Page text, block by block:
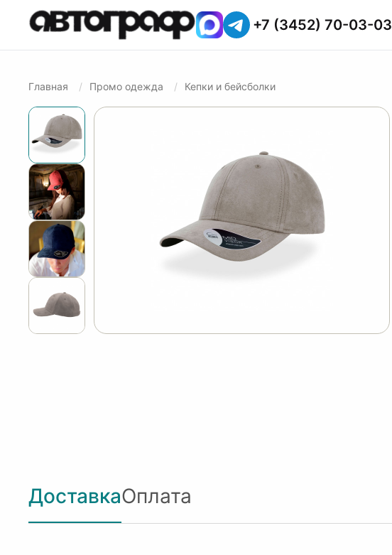
+7 (3452) 70-03-03
Главная Промо одежда Кепки и бейсболки
ДоставкаОплата